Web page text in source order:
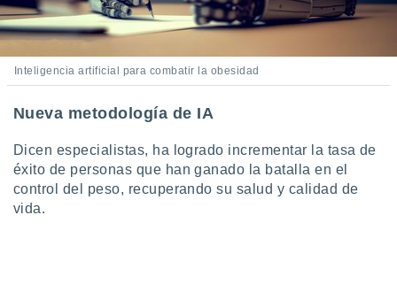
Inteligencia artificial para combatir la obesidad
Nueva metodología de IA
Dicen especialistas, ha logrado incrementar la tasa de
éxito de personas que han ganado la batalla en el
control del peso, recuperando su salud y calidad de
vida.